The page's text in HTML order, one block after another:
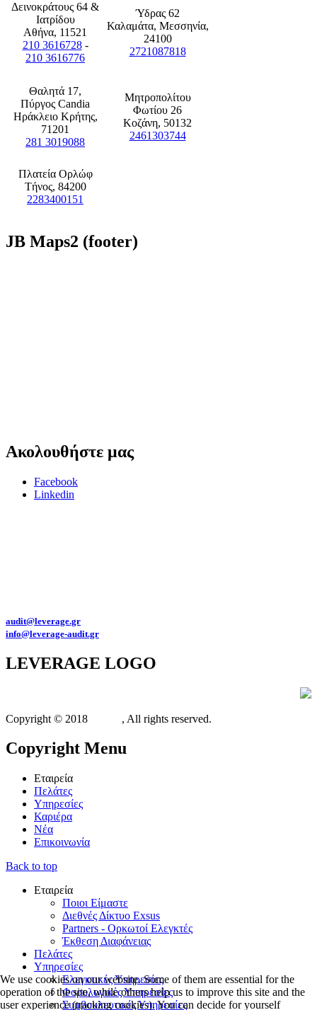
Δεινοκράτους 64 &
Ιατρίδου
Αθήνα, 11521
210 3616728-
210 3616776
Ύδρας 62
Καλαμάτα, Μεσσηνία,
24100
2721087818
Θαλητά 17,
Πύργος Candia
Ηράκλειο Κρήτης,
71201
281 3019088
Μητροπολίτου
Φωτίου 26
Κοζάνη, 50132
2461303744
Πλατεία Ορλώφ
Τήνος, 84200
2283400151
JB Maps2 (footer)
Ακολουθήστε μας
Facebook
Linkedin
audit@leverage.gr
info@leverage-audit.gr
LEVERAGE LOGO
Copyright © 2018 , All rights reserved.
Copyright Menu
Εταιρεία
Πελάτες
Υπηρεσίες
Καριέρα
Νέα
Επικοινωνία
Back to top
Εταιρεία
Ποιοι Είμαστε
Διεθνές Δίκτυο Exsus
Partners - Ορκωτοί Ελεγκτές
Έκθεση Διαφάνειας
Πελάτες
Υπηρεσίες
Ελεγκτικές Υπηρεσίες
Φορολογικές Υπηρεσίες
Συμβουλευτικές Υπηρεσίες
We use cookies on our website. Some of them are essential for the
operation of the site, while others help us to improve this site and the
user experience (tracking cookies). You can decide for yourself